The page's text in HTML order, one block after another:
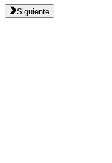
Siguiente